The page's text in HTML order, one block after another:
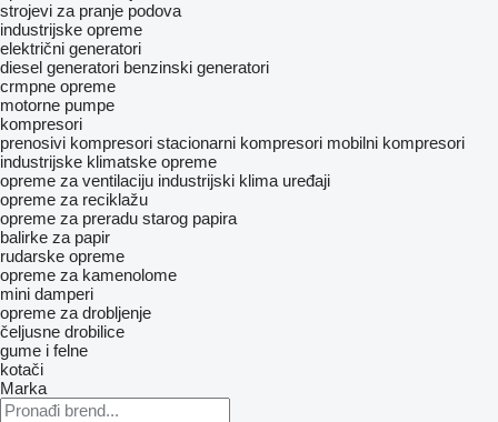
strojevi za pranje podova
industrijske opreme
električni generatori
diesel generatori benzinski generatori
crmpne opreme
motorne pumpe
kompresori
prenosivi kompresori stacionarni kompresori mobilni kompresori
industrijske klimatske opreme
opreme za ventilaciju industrijski klima uređaji
opreme za reciklažu
opreme za preradu starog papira
balirke za papir
rudarske opreme
opreme za kamenolome
mini damperi
opreme za drobljenje
čeljusne drobilice
gume i felne
kotači
Marka